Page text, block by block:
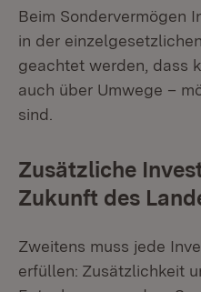
Beim Sondervermögen
in der
geachtet werden, dass
auch über Umwege –
sind.
Zusätzliche
Zukunft des
Zweitens muss jede
erfüllen: Zusätzlichkeit